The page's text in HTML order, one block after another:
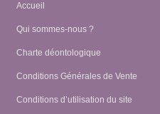
Accueil
Qui sommes-nous ?
Charte déontologique
Conditions Générales de Vente
Conditions d’utilisation du site